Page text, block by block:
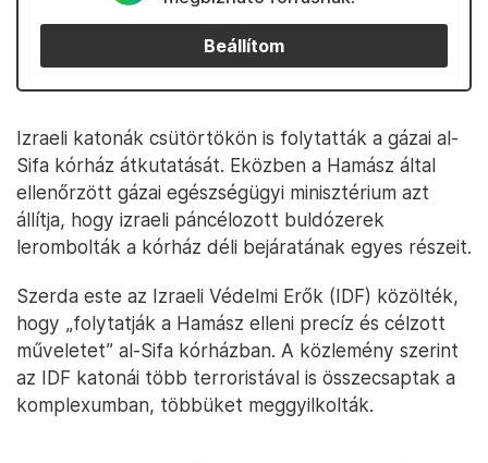
Beállítom
Izraeli katonák csütörtökön is folytatták a gázai al-
Sifa kórház átkutatását. Eközben a Hamász által
ellenőrzött gázai egészségügyi minisztérium azt
állítja, hogy izraeli páncélozott buldózerek
lerombolták a kórház déli bejáratának egyes részeit.
Szerda este az Izraeli Védelmi Erők (IDF) közölték,
hogy „folytatják a Hamász elleni precíz és célzott
műveletet” al-Sifa kórházban. A közlemény szerint
az IDF katonái több terroristával is összecsaptak a
komplexumban, többüket meggyilkolták.